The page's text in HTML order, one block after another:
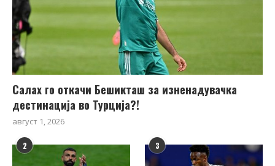
Салах го откачи Бешикташ за изненадувачка
дестинација во Турција?!
август 1, 2026
2 3